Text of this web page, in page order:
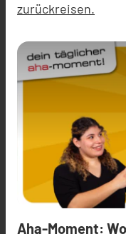
zurückreisen.
Aha-Moment: